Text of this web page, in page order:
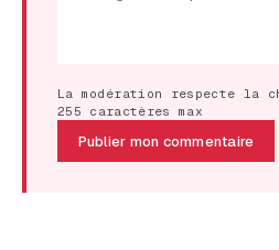
La modération respecte la
255 caractères max
Publier mon commentaire